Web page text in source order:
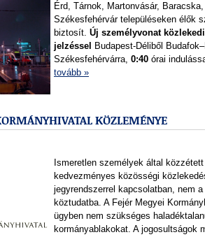
Érd, Tárnok, Martonvásár,
Székesfehérvár településeken élők
biztosít. Új személyvonat
jelzéssel
Budapest-Déliből
Székesfehérvárra, 0:40 órai
tovább »
KÖZLEMÉNYE
Ismeretlen személyek által
kedvezményes közösségi
jegyrendszerrel kapcsolatban, nem
köztudatba. A Fejér Megyei
ügyben nem szükséges
kormányablakokat. A jogosultságok